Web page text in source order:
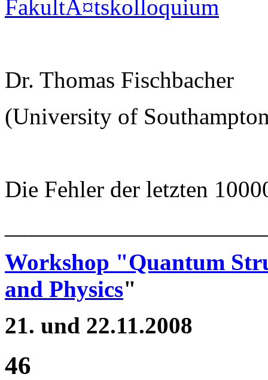
FakultÃ¤tskolloquium
Dr. Thomas Fischbacher
(University of
Die Fehler der letzten
Workshop "Quantum
and Physics"
21. und 22.11.2008
46